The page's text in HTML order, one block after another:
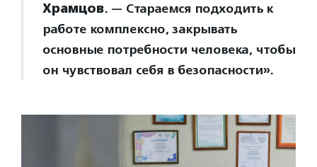
Храмцов. — Стараемся подходить к
работе комплексно, закрывать
основные потребности человека, чтобы
он чувствовал себя в безопасности».